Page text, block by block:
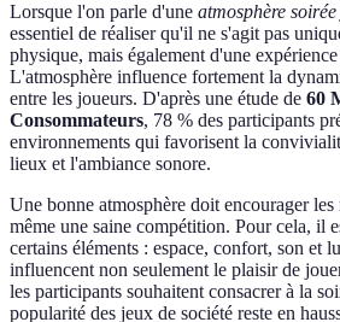
Lorsque l'on parle d'une atmosphère
essentiel de réaliser qu'il ne s'agit pas
physique, mais également d'une
L'atmosphère influence fortement la
entre les joueurs. D'après une étude de 60
Consommateurs, 78 % des participants
environnements qui favorisent la
lieux et l'ambiance sonore.
Une bonne atmosphère doit encourager les
même une saine compétition. Pour cela, il
certains éléments : espace, confort, son et
influencent non seulement le plaisir de
les participants souhaitent consacrer à la
popularité des jeux de société reste en